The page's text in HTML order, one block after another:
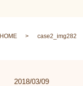
HOME case2_img282
2018/03/09